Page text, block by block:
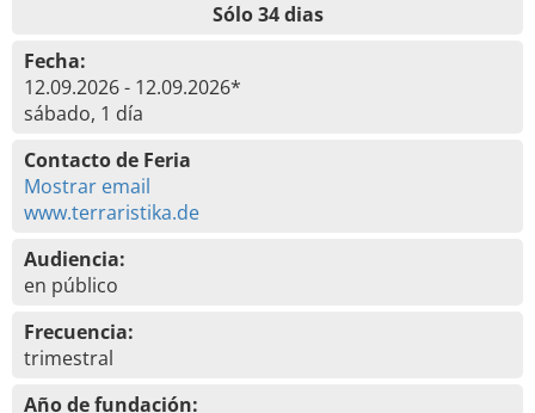
Sólo 34 dias
Fecha:
12.09.2026 - 12.09.2026*
sábado, 1 día
Contacto de Feria
Mostrar email
www.terraristika.de
Audiencia:
en público
Frecuencia:
trimestral
Año de fundación: